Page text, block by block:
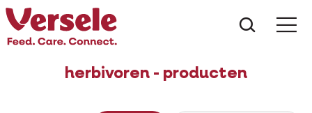
herbivoren - producten